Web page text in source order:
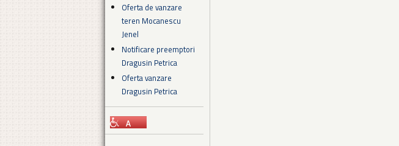
Oferta de vanzare
teren Mocanescu
Jenel
Notificare preemptori
Dragusin Petrica
Oferta vanzare
Dragusin Petrica